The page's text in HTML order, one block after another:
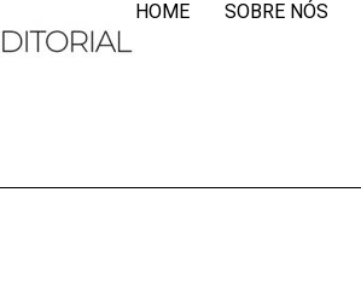
HOME SOBRE NÓS